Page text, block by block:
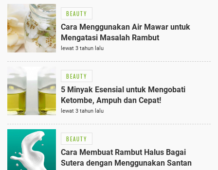
BEAUTY
Cara Menggunakan Air Mawar untuk
Mengatasi Masalah Rambut
lewat 3 tahun lalu
BEAUTY
5 Minyak Esensial untuk Mengobati
Ketombe, Ampuh dan Cepat!
lewat 3 tahun lalu
BEAUTY
Cara Membuat Rambut Halus Bagai
Sutera dengan Menggunakan Santan